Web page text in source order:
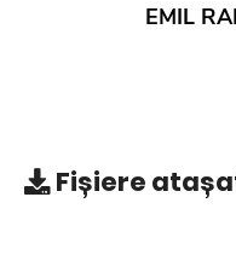
EMIL
Fișiere